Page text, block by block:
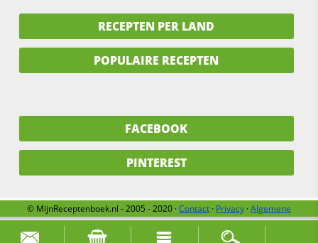
Zoek naar:
RECEPTEN PER LAND
POPULAIRE RECEPTEN
FACEBOOK
PINTEREST
© MijnReceptenboek.nl - 2005 - 2020 ·Contact · Privacy ·Algemene
voorwaarden
Over ons